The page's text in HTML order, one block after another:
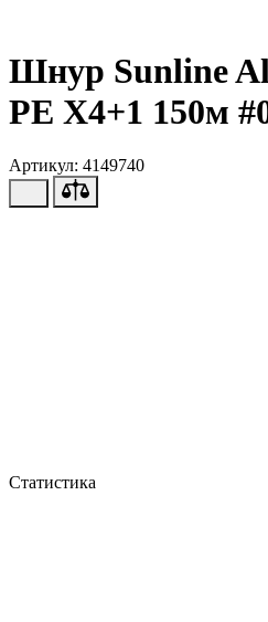
Шнур Sunline
PE X4+1 150м
Артикул: 4149740
Статистика